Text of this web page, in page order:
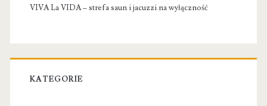
VIVA La VIDA – strefa saun i jacuzzi na wyłączność
KATEGORIE